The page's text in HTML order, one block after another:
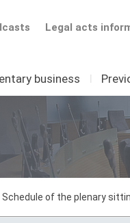
Legal acts
business I
Schedule of the plenary